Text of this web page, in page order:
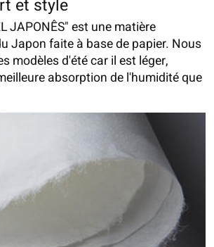
et style
JAPONÊS" est une matière
Japon faite à base de papier. Nous
modèles d'été car il est léger,
absorption de l'humidité que